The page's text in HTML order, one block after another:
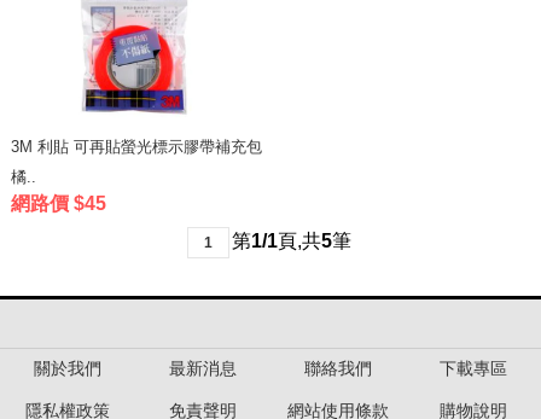
3M 利貼 可再貼螢光標示膠帶補充包
橘..
網路價 $45
1 第1/1頁,共5筆
關於我們 最新消息 聯絡我們 下載專區
隱私權政策 免責聲明 網站使用條款 購物說明